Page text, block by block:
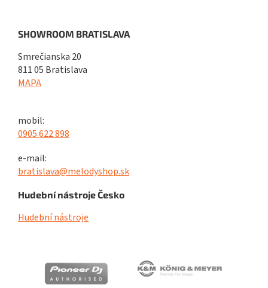
SHOWROOM BRATISLAVA
Smrečianska 20
811 05 Bratislava
MAPA
mobil:
0905 622 898
e-mail:
bratislava@melodyshop.sk
Hudební nástroje Česko
Hudební nástroje